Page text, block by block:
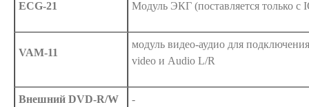
ECG-21 Модуль ЭКГ (поставляется только с
VAM-11
модуль видео-аудио для
video и Audio L/R
Внешний DVD-R/W -